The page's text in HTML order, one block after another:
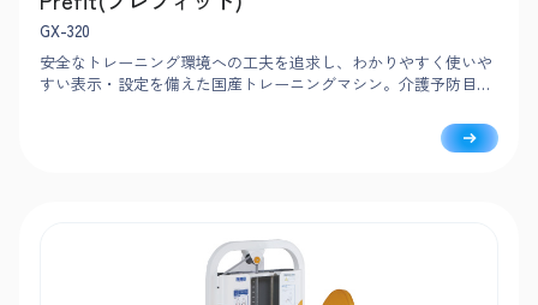
GX-320
安全なトレーニング環境への工夫を追求し、わかりやすく使いや
すい表示・設定を備えた国産トレーニングマシン。介護予防目的